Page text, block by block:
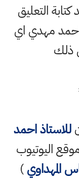
التعليق
مهدي اي
ذلك
للاستاذ احمد
اليوتيوب
المهداوي)